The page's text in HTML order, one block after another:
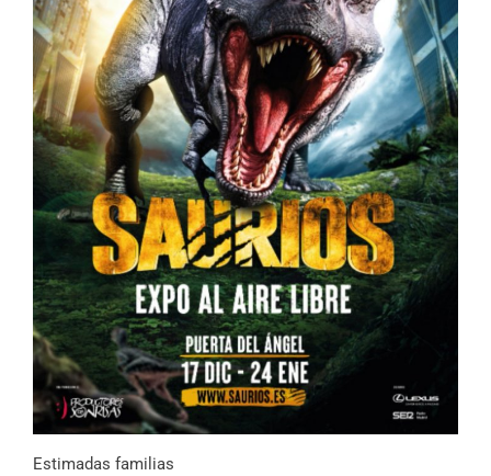
Estimadas familias